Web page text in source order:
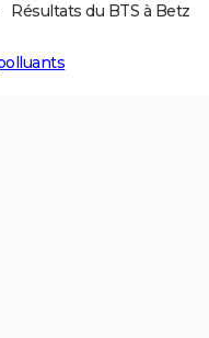
Résultats du BTS à Betz